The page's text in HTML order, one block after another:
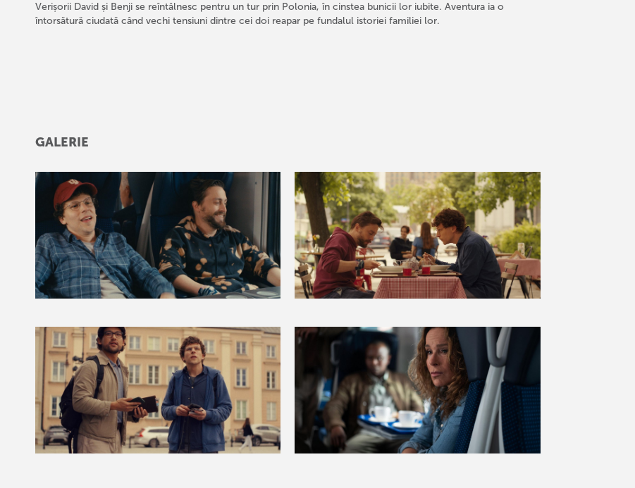
Verișorii David și Benji se reîntâlnesc pentru un tur prin Polonia, în cinstea bunicii lor iubite. Aventura ia o
întorsătură ciudată când vechi tensiuni dintre cei doi reapar pe fundalul istoriei familiei lor.
GALERIE